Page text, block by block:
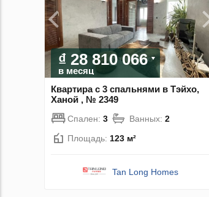
₫ 28 810 066
в месяц
Квартира с 3 спальнями в Тэйхо,
Ханой , № 2349
Спален: 3 Ванных: 2
Площадь: 123 м²
Tan Long Homes